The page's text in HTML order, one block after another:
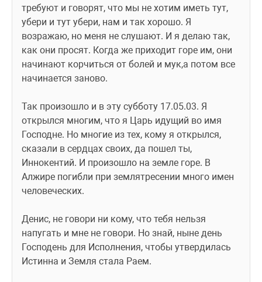
требуют и говорят, что мы не хотим иметь тут,
убери и тут убери, нам и так хорошо. Я
возражаю, но меня не слушают. И я делаю так,
как они просят. Когда же приходит горе им, они
начинают корчиться от болей и мук,а потом все
начинается заново.
Так произошло и в эту субботу 17.05.03. Я
открылся многим, что я Царь идущий во имя
Господне. Но многие из тех, кому я открылся,
сказали в сердцах своих, да пошел ты,
Иннокентий. И произошло на земле горе. В
Алжире погибли при землятресении много имен
человеческих.
Денис, не говори ни кому, что тебя нельзя
напугать и мне не говори. Но знай, ныне день
Господень для Исполнения, чтобы утвердилась
Истинна и Земля стала Раем.